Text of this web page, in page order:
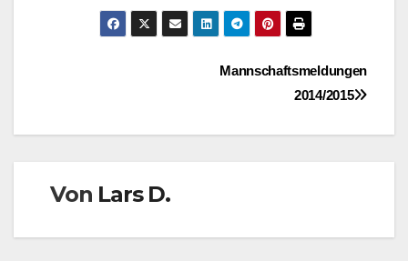
Beitragsnavigation
Mannschaftsmeldungen
2014/2015
Von Lars D.